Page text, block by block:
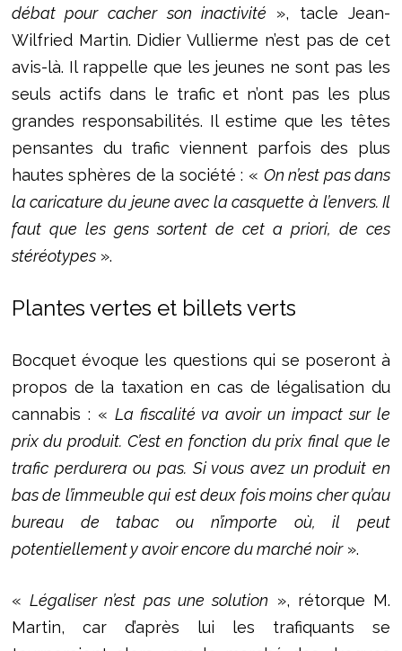
débat pour cacher son inactivité », tacle Jean-
Wilfried Martin. Didier Vullierme n’est pas de cet
avis-là. Il rappelle que les jeunes ne sont pas les
seuls actifs dans le trafic et n’ont pas les plus
grandes responsabilités. Il estime que les têtes
pensantes du trafic viennent parfois des plus
hautes sphères de la société : « On n’est pas dans
la caricature du jeune avec la casquette à l’envers. Il
faut que les gens sortent de cet a priori, de ces
stéréotypes».
Plantes vertes et billets verts
Bocquet évoque les questions qui se poseront à
propos de la taxation en cas de légalisation du
cannabis : « La fiscalité va avoir un impact sur le
prix du produit. C’est en fonction du prix final que le
trafic perdurera ou pas. Si vous avez un produit en
bas de l’immeuble qui est deux fois moins cher qu’au
bureau de tabac ou n’importe où, il peut
potentiellement y avoir encore du marché noir».
«Légaliser n’est pas une solution », rétorque M.
Martin, car d’après lui les trafiquants se